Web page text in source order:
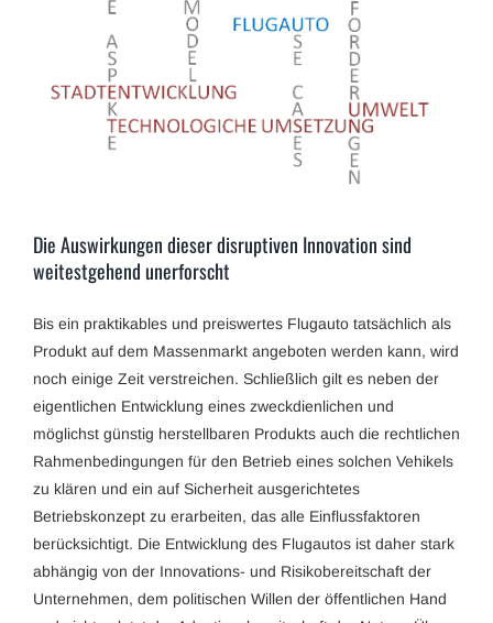
Die Auswirkungen dieser disruptiven Innovation sind
weitestgehend unerforscht
Bis ein praktikables und preiswertes Flugauto tatsächlich als
Produkt auf dem Massenmarkt angeboten werden kann, wird
noch einige Zeit verstreichen. Schließlich gilt es neben der
eigentlichen Entwicklung eines zweckdienlichen und
möglichst günstig herstellbaren Produkts auch die rechtlichen
Rahmenbedingungen für den Betrieb eines solchen Vehikels
zu klären und ein auf Sicherheit ausgerichtetes
Betriebskonzept zu erarbeiten, das alle Einflussfaktoren
berücksichtigt. Die Entwicklung des Flugautos ist daher stark
abhängig von der Innovations- und Risikobereitschaft der
Unternehmen, dem politischen Willen der öffentlichen Hand